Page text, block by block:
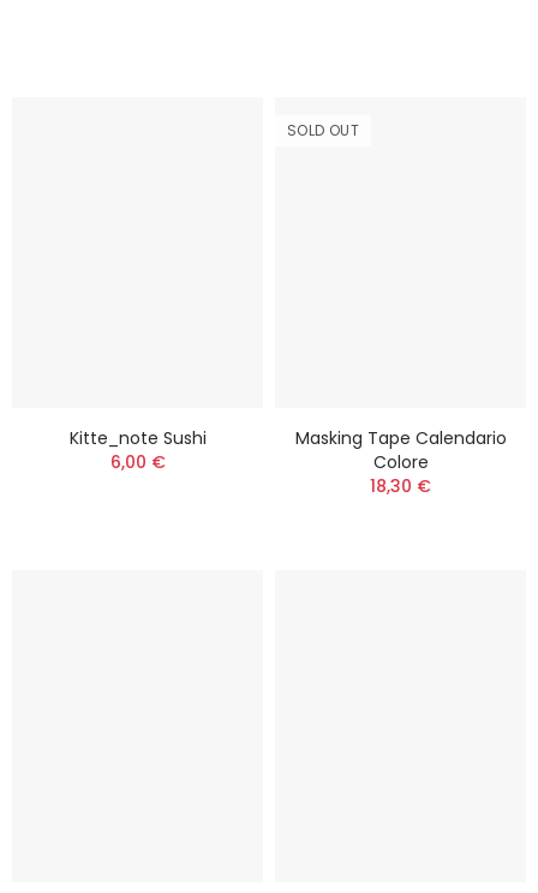
Kitte_note Sushi
6,00 €
SOLD OUT
Masking Tape Calendario
Colore
18,30 €